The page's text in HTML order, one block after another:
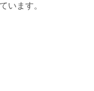
います。